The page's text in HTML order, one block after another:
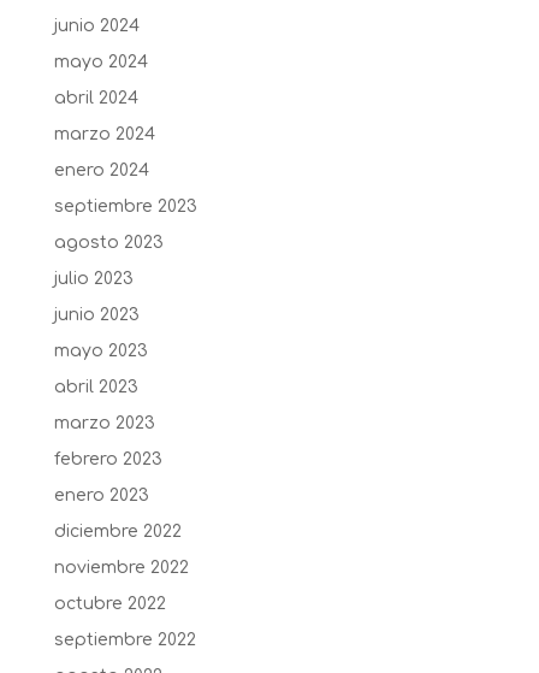
junio 2024
mayo 2024
abril 2024
marzo 2024
enero 2024
septiembre 2023
agosto 2023
julio 2023
junio 2023
mayo 2023
abril 2023
marzo 2023
febrero 2023
enero 2023
diciembre 2022
noviembre 2022
octubre 2022
septiembre 2022